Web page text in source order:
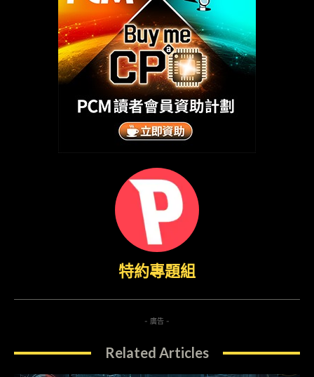
特約專題組
- 廣告 -
Related Articles